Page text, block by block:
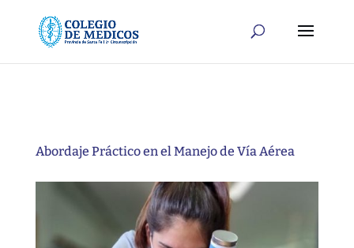
Abordaje Práctico en el Manejo de Vía Aérea